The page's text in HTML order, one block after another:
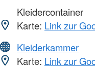
Kleidercontainer
Karte: Link zur
Kleiderkammer
Karte: Link zur